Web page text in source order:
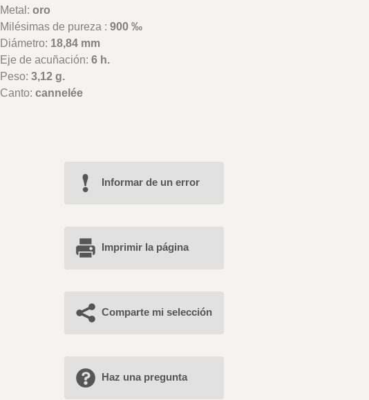
Metal:oro
Milésimas de pureza :900 ‰
Diámetro: 18,84 mm
Eje de acuñación:6 h.
Peso:3,12 g.
Canto:cannelée
Informar de un error
Imprimir la página
Comparte mi selección
Haz una pregunta